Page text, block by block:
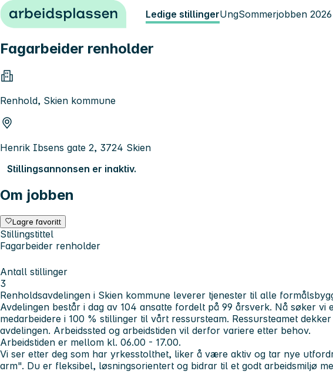
Hopp til innhold Ledige stillingerUngSommerjobben 2026
Fagarbeider renholder
Renhold, Skien kommune
Henrik Ibsens gate 2, 3724 Skien
Stillingsannonsen er inaktiv.
Om jobben
Lagre favoritt
Stillingstittel
Fagarbeider renholder
Antall stillinger
3
Renholdsavdelingen i Skien kommune leverer tjenester til alle
Avdelingen består i dag av 104 ansatte fordelt på 99 årsverk. Nå søker vi
medarbeidere i 100 % stillinger til vårt ressursteam. Ressursteamet
avdelingen. Arbeidssted og arbeidstiden vil derfor variere etter behov.
Arbeidstiden er mellom kl. 06.00 - 17.00.
Vi ser etter deg som har yrkesstolthet, liker å være aktiv og tar nye
arm". Du er fleksibel, løsningsorientert og bidrar til et godt arbeidsmiljø